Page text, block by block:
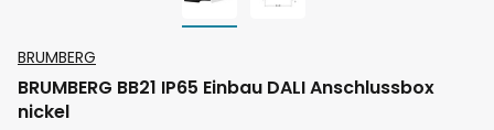
Anfang
der
BRUMBERG
BRUMBERG BB21 IP65 Einbau DALI Anschlussbox
nickel